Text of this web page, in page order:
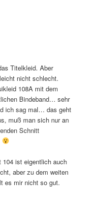
Titelkleid. Aber
nicht schlecht.
108A mit dem
Bindeband… sehr
ich sag mal… das geht
muß man sich nur an
Schnitt
104 ist eigentlich auch
aber zu dem weiten
es mir nicht so gut.